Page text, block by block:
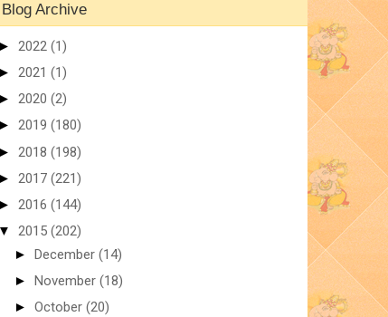
Blog Archive
► 2022 (1)
► 2021 (1)
► 2020 (2)
► 2019 (180)
► 2018 (198)
► 2017 (221)
► 2016 (144)
▼ 2015 (202)
► December (14)
► November (18)
► October (20)